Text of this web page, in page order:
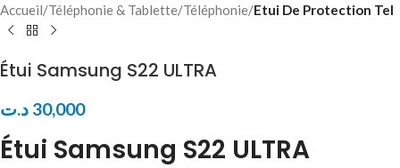
Accueil Téléphonie & Tablette Téléphonie Etui De Protection Tel
Étui Samsung S22 ULTRA
30,000 د.ت
Étui Samsung S22 ULTRA